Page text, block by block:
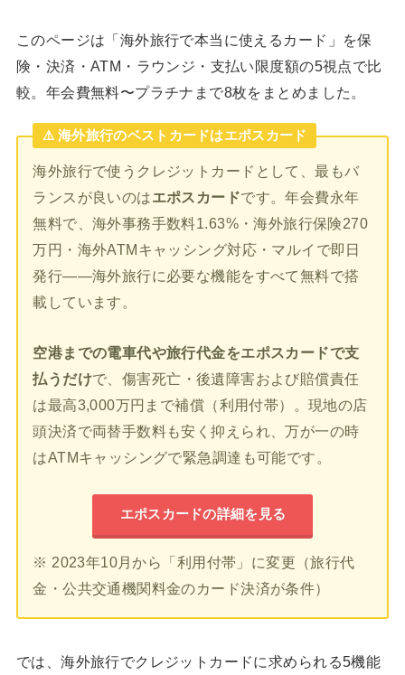
このページは「海外旅行で本当に使えるカード」を保
険・決済・ATM・ラウンジ・支払い限度額の5視点で比
較。年会費無料〜プラチナまで8枚をまとめました。
⚠️ 海外旅行のベストカードはエポスカード
海外旅行で使うクレジットカードとして、最もバ
ランスが良いのはエポスカードです。年会費永年
無料で、海外事務手数料1.63%・海外旅行保険270
万円・海外ATMキャッシング対応・マルイで即日
発行——海外旅行に必要な機能をすべて無料で搭
載しています。
空港までの電車代や旅行代金をエポスカードで支
払うだけで、傷害死亡・後遺障害および賠償責任
は最高3,000万円まで補償（利用付帯）。現地の店
頭決済で両替手数料も安く抑えられ、万が一の時
はATMキャッシングで緊急調達も可能です。
エポスカードの詳細を見る
※ 2023年10月から「利用付帯」に変更（旅行代
金・公共交通機関料金のカード決済が条件）
では、海外旅行でクレジットカードに求められる5機能